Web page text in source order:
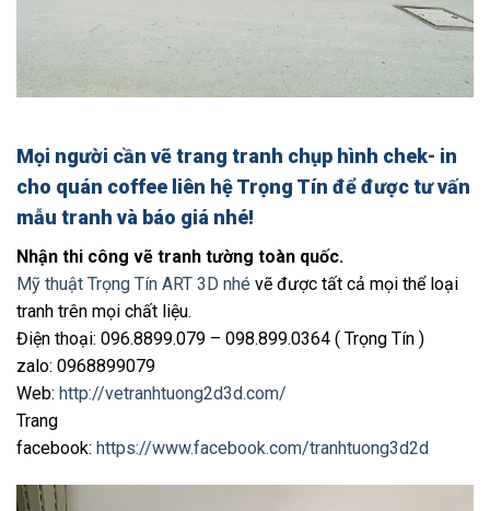
Mọi người cần vẽ trang tranh chụp hình chek- in
cho quán coffee liên hệ Trọng Tín để được tư vấn
mẫu tranh và báo giá nhé!
Nhận thi công vẽ tranh tường toàn quốc.
Mỹ thuật Trọng Tín ART 3D nhé vẽ được tất cả mọi thể loại
tranh trên mọi chất liệu.
Điện thoại: 096.8899.079 – 098.899.0364 ( Trọng Tín )
zalo: 0968899079
Web: http://vetranhtuong2d3d.com/
Trang
facebook: https://www.facebook.com/tranhtuong3d2d